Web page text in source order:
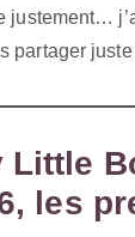
justement…
partager
Little
les